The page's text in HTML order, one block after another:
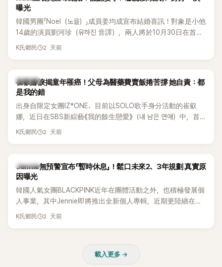
曝光
韓國男團「Noel（노을）」成員姜均成宣布結婚喜訊！對象是小他
14歲的演員劉河珍（유하진 音譯），兩人將於10月30日在首爾
低調舉辦婚禮，消息一出立刻引發關注。
K氏鄉民 2 天前
K-POP
崔叡娜淚揭童年罹癌！父母為醫藥費賣飯捲苦撐 她自責：都
是我的錯
出身自限定女團IZ*ONE、目前以SOLO歌手身分活動的崔叡
娜，近日在SBS新綜藝《我的餘生戀愛》（내 남은 연애）中，首
度談起自己幼年罹患小兒癌的經歷，回憶起父母為了籌措醫療
K氏鄉民 2 天前
K-POP
Jennie無預警宣布「暫時休息」！鬆口未來2、3年規劃 真實原
因曝光
韓國人氣女團BLACKPINK近年在團體活動之外，也積極發展個
人事業，其中Jennie即將推出全新個人專輯，近期更陸續在演
出中搶先公開新歌，引發粉絲高度期待。不過，她近日受訪時
K氏鄉民 2 天前
載入更多 →